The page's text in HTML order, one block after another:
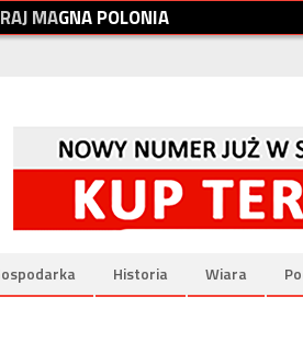
RAJMAGNAPOLONIA
Historia Wiara